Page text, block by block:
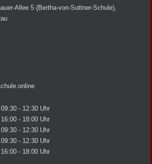
Allee 5 (Bertha-von-Suttner-Schule),
09:30 - 12:30 Uhr
16:00 - 18:00 Uhr
09:30 - 12:30 Uhr
09:30 - 12:30 Uhr
16:00 - 18:00 Uhr